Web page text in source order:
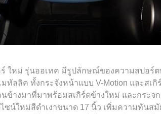
ใหม่ รุ่นออเทค มีรูปลักษณ์ของความสปอร์
ทัลลิค ทั้งกระจังหน้าแบบ V-Motion และสเ
ข้างมาที่มาพร้อมสเกิร์ตข้างใหม่ และกระจ
ซน์ใหม่สีดำเงาขนาด 17 นิ้ว เพิ่มความทันส